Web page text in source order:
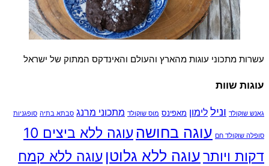
עשרות מתכוני עוגות מהארץ והעולם והאינדקס המתוק של ישראל
עוגות שוות
גאנש שוקולד וניל לימון מאפינס מוס שוקולד מתכוני מרנג סבתא בתיה סופגניות
סופלה שוקולד חם עוגה בחושה
עוגה ללא ביצים 10
דקות ויותרעוגה ללא גלוטן עוגה ללא קמח